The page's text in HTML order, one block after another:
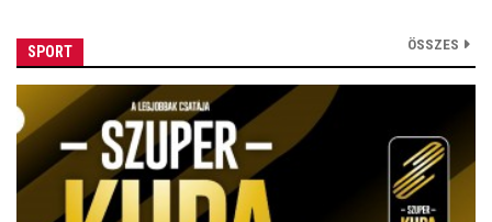
SPORT ÖSSZES